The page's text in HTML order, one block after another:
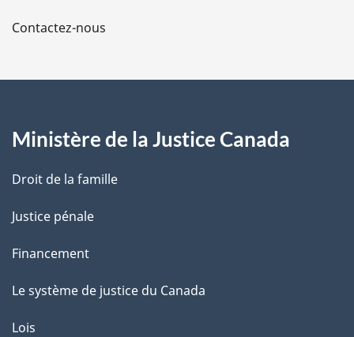
a
e
Contactez-nous
Ministère de la Justice Canada
Droit de la famille
Justice pénale
Financement
Le système de justice du Canada
Lois